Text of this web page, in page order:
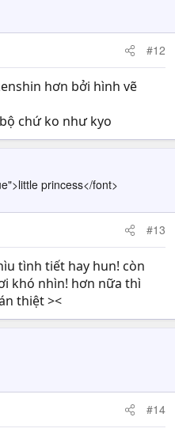
#12
hơn bởi hình vẽ
chứ ko như kyo
princess</font>
#13
tình tiết hay hun! còn
khó nhìn! hơn nữa thì
thiệt ><
#14